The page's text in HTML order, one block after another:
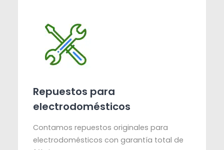
Repuestos para
electrodomésticos
Contamos repuestos originales para
electrodomésticos con garantía total de